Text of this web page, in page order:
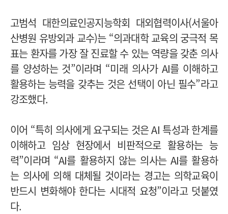
고범석 대한의료인공지능학회 대외협력이사(서울아
산병원 유방외과 교수)는 “의과대학 교육의 궁극적 목
표는 환자를 가장 잘 진료할 수 있는 역량을 갖춘 의사
를 양성하는 것”이라며 “미래 의사가 AI를 이해하고
활용하는 능력을 갖추는 것은 선택이 아닌 필수”라고
강조했다.
이어 “특히 의사에게 요구되는 것은 AI 특성과 한계를
이해하고 임상 현장에서 비판적으로 활용하는 능
력”이라며 “AI를 활용하지 않는 의사는 AI를 활용하
는 의사에 의해 대체될 것이라는 경고는 의학교육이
반드시 변화해야 한다는 시대적 요청”이라고 덧붙였
다.